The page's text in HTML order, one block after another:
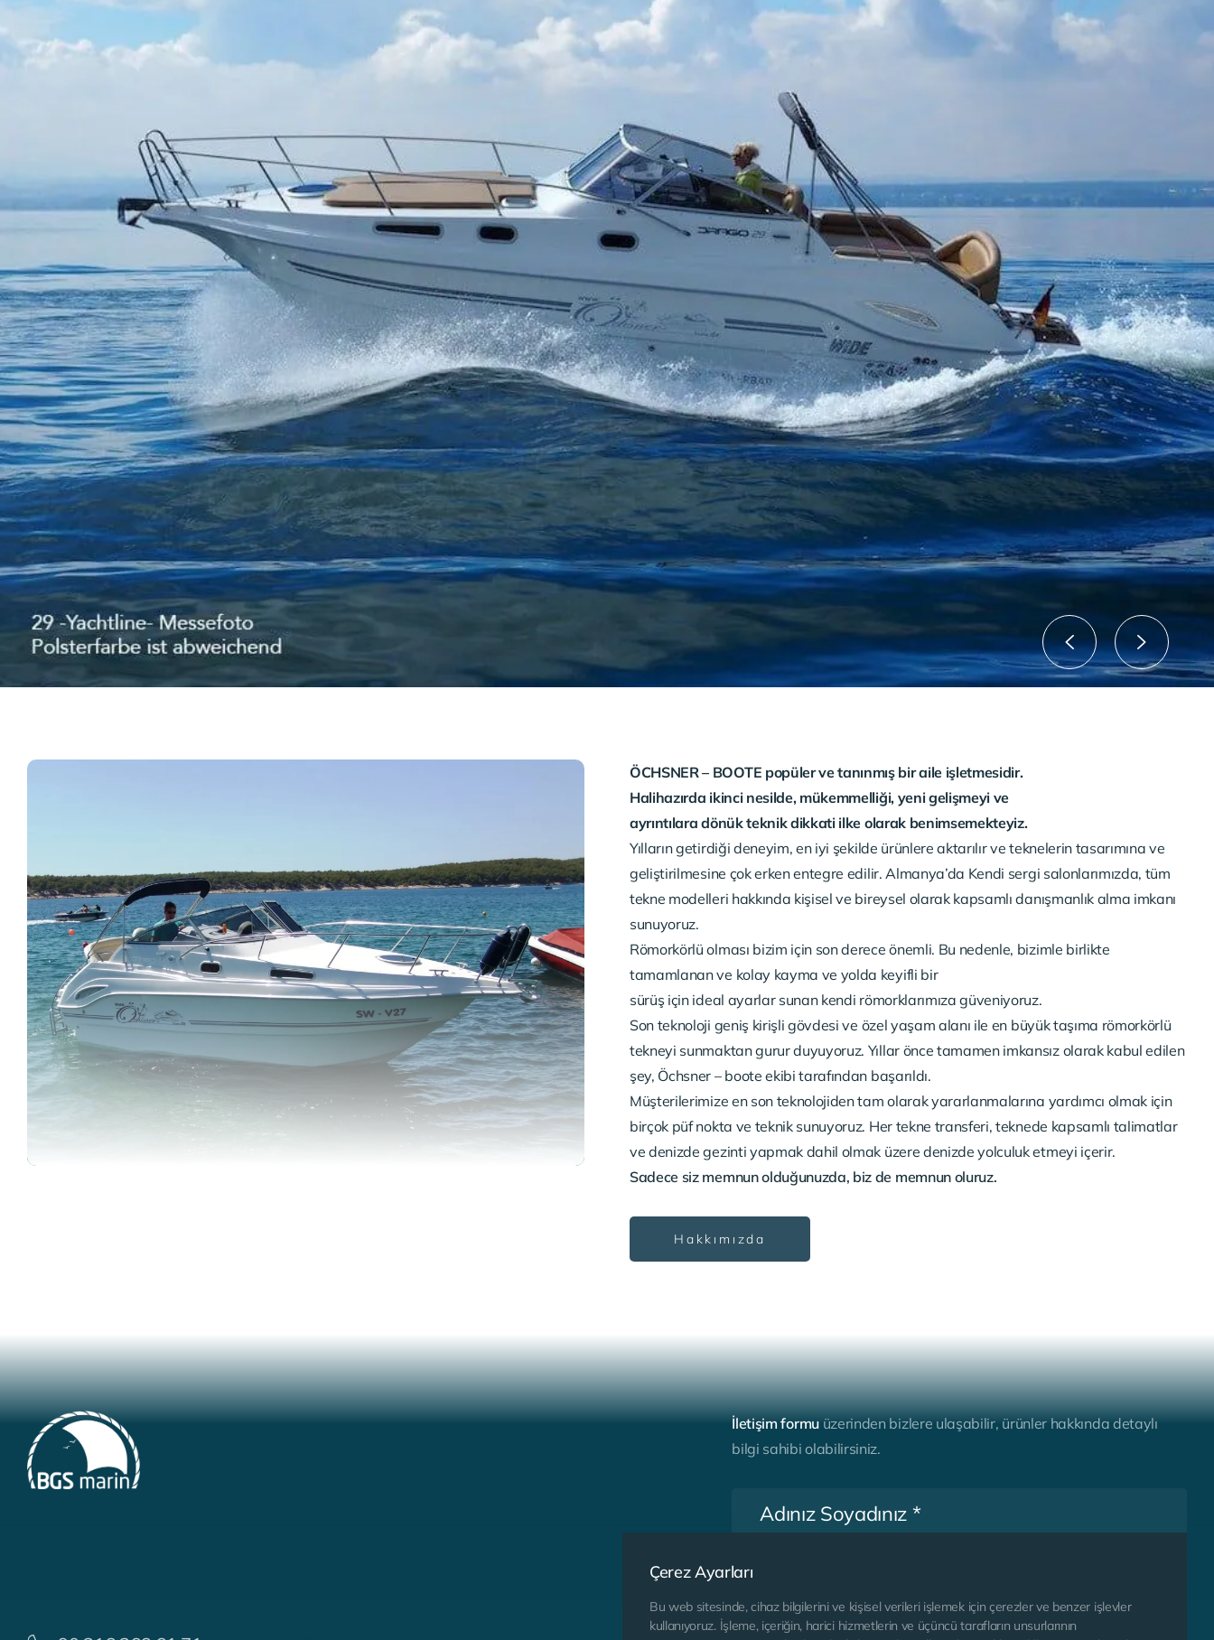
ÖCHSNER – BOOTE popüler ve tanınmış bir aile işletmesidir.
Halihazırda ikinci nesilde, mükemmelliği, yeni gelişmeyi ve
ayrıntılara dönük teknik dikkati ilke olarak benimsemekteyiz.
Yılların getirdiği deneyim, en iyi şekilde ürünlere aktarılır ve teknelerin tasarımına ve
geliştirilmesine çok erken entegre edilir. Almanya’da Kendi sergi salonlarımızda, tüm
tekne modelleri hakkında kişisel ve bireysel olarak kapsamlı danışmanlık alma imkanı
sunuyoruz.
Römorkörlü olması bizim için son derece önemli. Bu nedenle, bizimle birlikte
tamamlanan ve kolay kayma ve yolda keyifli bir
sürüş için ideal ayarlar sunan kendi römorklarımıza güveniyoruz.
Son teknoloji geniş kirişli gövdesi ve özel yaşam alanı ile en büyük taşıma römorkörlü
tekneyi sunmaktan gurur duyuyoruz. Yıllar önce tamamen imkansız olarak kabul edilen
şey, Öchsner – boote ekibi tarafından başarıldı.
Müşterilerimize en son teknolojiden tam olarak yararlanmalarına yardımcı olmak için
birçok püf nokta ve teknik sunuyoruz. Her tekne transferi, teknede kapsamlı talimatlar
ve denizde gezinti yapmak dahil olmak üzere denizde yolculuk etmeyi içerir.
Sadece siz memnun olduğunuzda, biz de memnun oluruz.
Hakkımızda
İletişim formu üzerinden bizlere ulaşabilir, ürünler hakkında detaylı
bilgi sahibi olabilirsiniz.
Çerez Ayarları
Bu web sitesinde, cihaz bilgilerini ve kişisel verileri işlemek için çerezler ve benzer işlevler
kullanıyoruz. İşleme, içeriğin, harici hizmetlerin ve üçüncü tarafların unsurlarının